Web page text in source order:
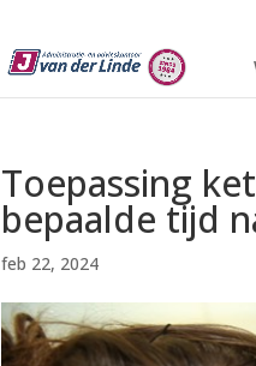
Toepassing
bepaalde tijd
feb 22, 2024